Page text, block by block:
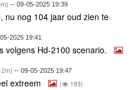
-- 09-05-2025 19:39
nu nog 104 jaar oud zien te
2025 19:41
volgens Hd-2100 scenario.
-- 09-05-2025 19:47
extreem ( 193)